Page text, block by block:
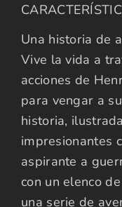
Una historia de
Vive la vida a
acciones de
para vengar a
historia,
impresionantes
aspirante a
con un elenco
una serie de